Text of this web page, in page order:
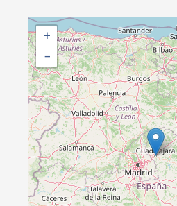
+
−